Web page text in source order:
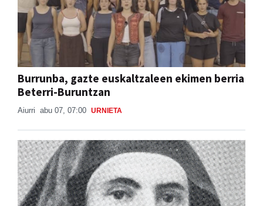
Burrunba, gazte euskaltzaleen ekimen berria
Beterri-Buruntzan
Aiurri abu 07, 07:00 URNIETA